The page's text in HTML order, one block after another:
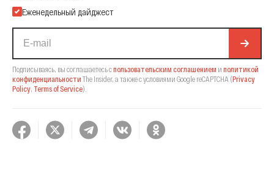
Еженедельный дайджест
Подписываясь, вы соглашаетесь спользовательским соглашением и политикой
конфиденциальности The Insider, а также с условиями Google reCAPTCHA (Privacy
Policy, Terms of Service).